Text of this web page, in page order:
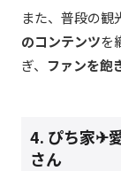
また、普段の観
のコンテンツを
ぎ、 ファンを飽
4. ぴち家✈︎
さん